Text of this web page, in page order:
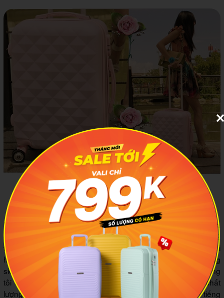
Một chiếc vali bền đẹp giúp quá trình di chuyển của phái
đẹp thuận tiện
Một chiếc vali bền đẹpkhông chỉ giúp quá trình di chuyển của
phái đẹp thuận tiện mà còn góp phần tôn lên phong cách, cá
tính riêng của các nàng. Nếu bạn muốn sở hữu một chiếc vali
hoàn hảo về cả chất lượng và thẩm mỹ, hãy đến hệ thống
siêu thị MIA.vn để có được sự lựa chọn đúng đắn nhất. Chúng
tôi cam kết mang đến cho các bạn những sản phẩm chất
lượng, hàng chính hãng đến từ những thương hiệu nổi tiếng